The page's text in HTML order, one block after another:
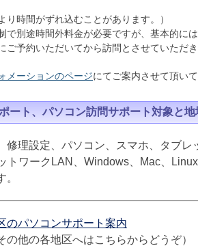
り時間がずれ込むことがあります。）
で別途時間外料金が必要ですが、基本的に
ご予約いただいてから訪問とさせていただき
メーションのページにてご案内させて頂いて
ート、パソコン訪問サポート対象と地
修理設定、パソコン、スマホ、タブ
トワークLAN、Windows、Mac、
のパソコンサポート案内
の他の各地区へはこちらからどうぞ）